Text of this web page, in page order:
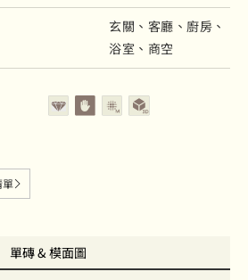
玄關、客廳、廚房、
浴室、商空
單磚 & 模面圖